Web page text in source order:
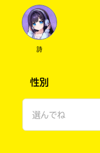
詩
性別
選んでね